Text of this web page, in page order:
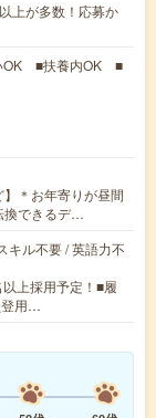
上が多数！応募か
OK ■扶養内OK ■
】＊お年寄りが昼間
換できるデ…
キル不要 / 英語力不
上採用予定！■履
登用…